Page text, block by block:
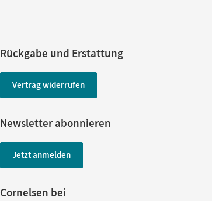
Rückgabe und Erstattung
Vertrag widerrufen
Newsletter abonnieren
Jetzt anmelden
Cornelsen bei